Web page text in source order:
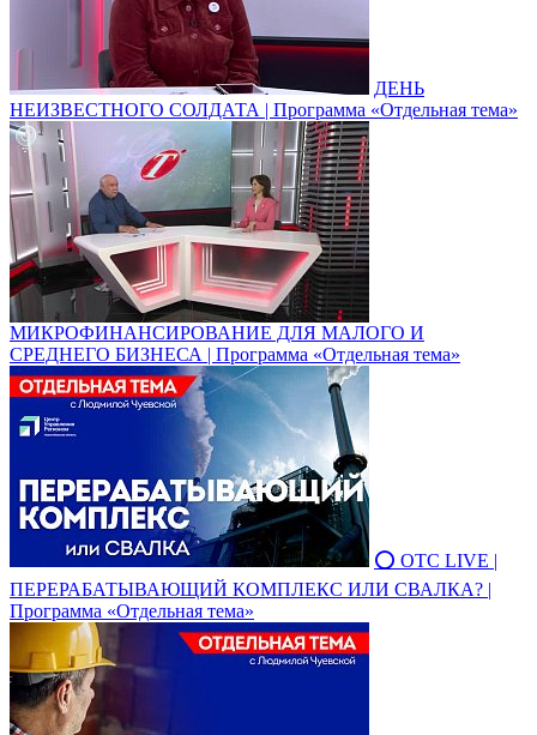
ДЕНЬ
НЕИЗВЕСТНОГО СОЛДАТА | Программа «Отдельная тема»
МИКРОФИНАНСИРОВАНИЕ ДЛЯ МАЛОГО И
СРЕДНЕГО БИЗНЕСА | Программа «Отдельная тема»
⭕ ОТС LIVE |
ПЕРЕРАБАТЫВАЮЩИЙ КОМПЛЕКС ИЛИ СВАЛКА? |
Программа «Отдельная тема»